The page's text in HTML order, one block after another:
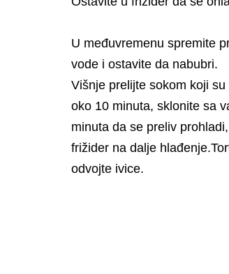
U međuvremenu spremite
vode i ostavite da nabubri.
Višnje prelijte sokom koji
oko 10 minuta, sklonite sa
minuta da se preliv
frižider na dalje
odvojte ivice.